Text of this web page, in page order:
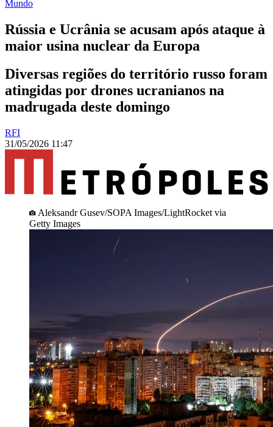
Mundo
Rússia e Ucrânia se acusam após ataque à
maior usina nuclear da Europa
Diversas regiões do território russo foram
atingidas por drones ucranianos na
madrugada deste domingo
RFI
31/05/2026 11:47
Aleksandr Gusev/SOPA Images/LightRocket via
Getty Images